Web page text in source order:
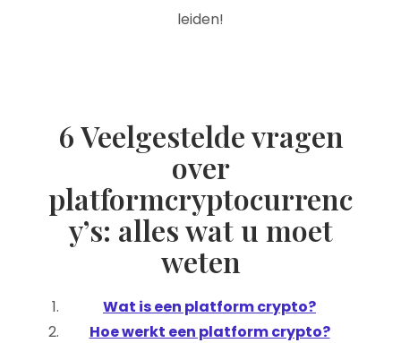
leiden!
6 Veelgestelde vragen
over
platformcryptocurrenc
y’s: alles wat u moet
weten
Wat is een platform crypto?
Hoe werkt een platform crypto?